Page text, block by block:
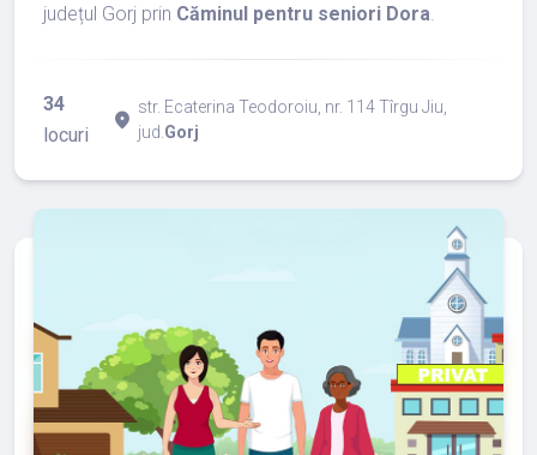
județul Gorj prin Căminul pentru seniori Dora.
34
locuri
place
str. Ecaterina Teodoroiu, nr. 114 Tîrgu Jiu,
jud. Gorj